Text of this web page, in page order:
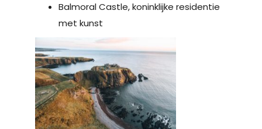
Balmoral Castle, koninklijke residentie
met kunst